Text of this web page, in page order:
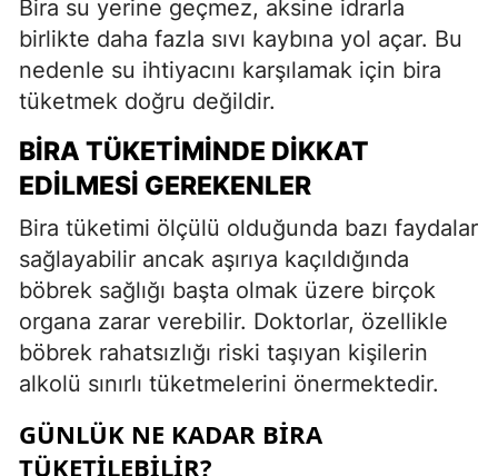
Bira su yerine geçmez, aksine idrarla
birlikte daha fazla sıvı kaybına yol açar. Bu
nedenle su ihtiyacını karşılamak için bira
tüketmek doğru değildir.
BIRA TÜKETIMINDE DIKKAT
EDILMESI GEREKENLER
Bira tüketimi ölçülü olduğunda bazı faydalar
sağlayabilir ancak aşırıya kaçıldığında
böbrek sağlığı başta olmak üzere birçok
organa zarar verebilir. Doktorlar, özellikle
böbrek rahatsızlığı riski taşıyan kişilerin
alkolü sınırlı tüketmelerini önermektedir.
GÜNLÜK NE KADAR BIRA
TÜKETILEBILIR?